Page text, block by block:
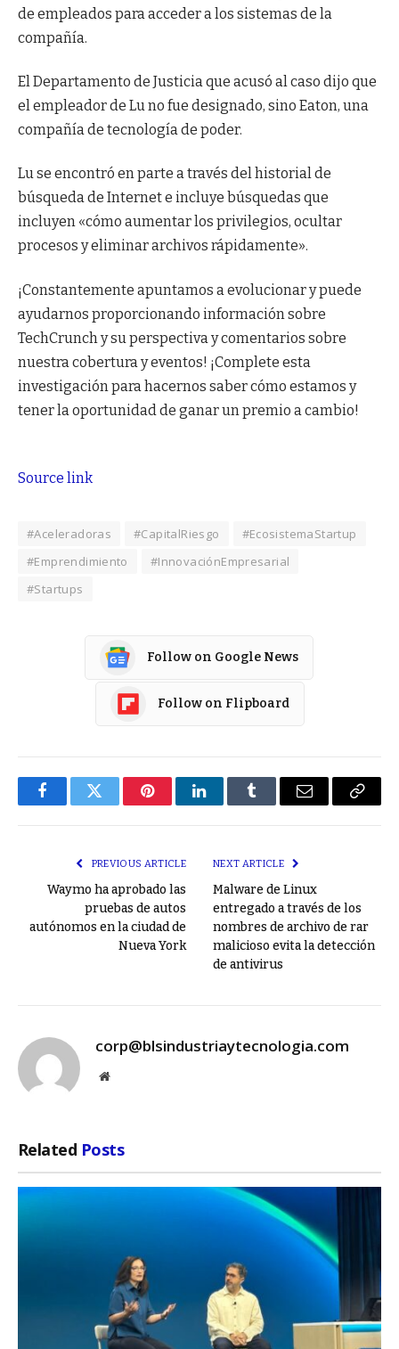
de empleados para acceder a los sistemas de la
compañía.
El Departamento de Justicia que acusó al caso dijo que
el empleador de Lu no fue designado, sino Eaton, una
compañía de tecnología de poder.
Lu se encontró en parte a través del historial de
búsqueda de Internet e incluye búsquedas que
incluyen «cómo aumentar los privilegios, ocultar
procesos y eliminar archivos rápidamente».
¡Constantemente apuntamos a evolucionar y puede
ayudarnos proporcionando información sobre
TechCrunch y su perspectiva y comentarios sobre
nuestra cobertura y eventos! ¡Complete esta
investigación para hacernos saber cómo estamos y
tener la oportunidad de ganar un premio a cambio!
Source link
#Aceleradoras #CapitalRiesgo
#EcosistemaStartup
#Emprendimiento
#InnovaciónEmpresarial
#Startups
Follow on Google News
Follow on Flipboard
FacebookTwitter PinterestLinkedInTumblr Email
Copy
PREVIOUS ARTICLE
Waymo ha aprobado las
pruebas de autos
autónomos en la ciudad de
Nueva York
NEXT ARTICLE
Malware de Linux
entregado a través de los
nombres de archivo de rar
malicioso evita la detección
de antivirus
corp@blsindustriaytecnologia.com
Website
Related Posts